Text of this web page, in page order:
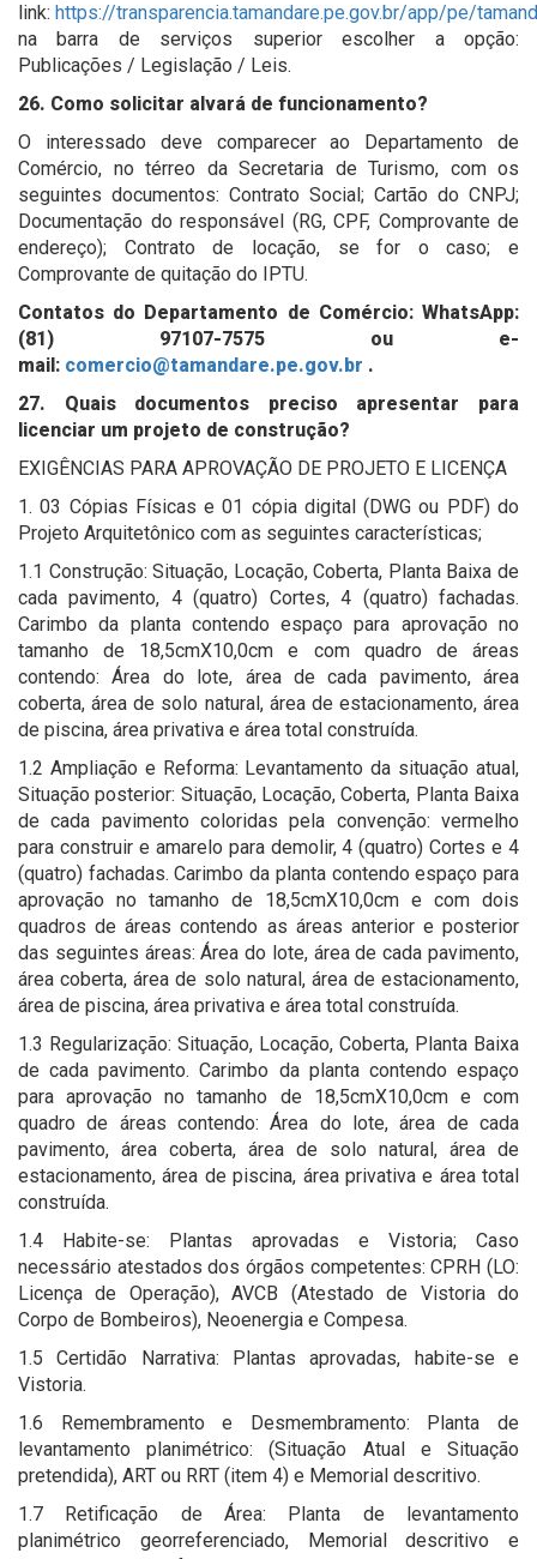
link: https://transparencia.tamandare.pe.gov.br/app/pe/
na barra de serviços superior escolher a opção:
Publicações / Legislação / Leis.
26. Como solicitar alvará de funcionamento?
O interessado deve comparecer ao Departamento de
Comércio, no térreo da Secretaria de Turismo, com os
seguintes documentos: Contrato Social; Cartão do CNPJ;
Documentação do responsável (RG, CPF, Comprovante de
endereço); Contrato de locação, se for o caso; e
Comprovante de quitação do IPTU.
Contatos do Departamento de Comércio: WhatsApp:
(81) 97107-7575 ou e-
mail: comercio@tamandare.pe.gov.br .
27. Quais documentos preciso apresentar para
licenciar um projeto de construção?
EXIGÊNCIAS PARA APROVAÇÃO DE PROJETO E LICENÇA
1. 03 Cópias Físicas e 01 cópia digital (DWG ou PDF) do
Projeto Arquitetônico com as seguintes características;
1.1 Construção: Situação, Locação, Coberta, Planta Baixa de
cada pavimento, 4 (quatro) Cortes, 4 (quatro) fachadas.
Carimbo da planta contendo espaço para aprovação no
tamanho de 18,5cmX10,0cm e com quadro de áreas
contendo: Área do lote, área de cada pavimento, área
coberta, área de solo natural, área de estacionamento, área
de piscina, área privativa e área total construída.
1.2 Ampliação e Reforma: Levantamento da situação atual,
Situação posterior: Situação, Locação, Coberta, Planta Baixa
de cada pavimento coloridas pela convenção: vermelho
para construir e amarelo para demolir, 4 (quatro) Cortes e 4
(quatro) fachadas. Carimbo da planta contendo espaço para
aprovação no tamanho de 18,5cmX10,0cm e com dois
quadros de áreas contendo as áreas anterior e posterior
das seguintes áreas: Área do lote, área de cada pavimento,
área coberta, área de solo natural, área de estacionamento,
área de piscina, área privativa e área total construída.
1.3 Regularização: Situação, Locação, Coberta, Planta Baixa
de cada pavimento. Carimbo da planta contendo espaço
para aprovação no tamanho de 18,5cmX10,0cm e com
quadro de áreas contendo: Área do lote, área de cada
pavimento, área coberta, área de solo natural, área de
estacionamento, área de piscina, área privativa e área total
construída.
1.4 Habite-se: Plantas aprovadas e Vistoria; Caso
necessário atestados dos órgãos competentes: CPRH (LO:
Licença de Operação), AVCB (Atestado de Vistoria do
Corpo de Bombeiros), Neoenergia e Compesa.
1.5 Certidão Narrativa: Plantas aprovadas, habite-se e
Vistoria.
1.6 Remembramento e Desmembramento: Planta de
levantamento planimétrico: (Situação Atual e Situação
pretendida), ART ou RRT (item 4) e Memorial descritivo.
1.7 Retificação de Área: Planta de levantamento
planimétrico georreferenciado, Memorial descritivo e